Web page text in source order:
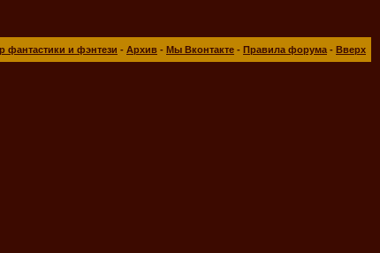
фантастики и фэнтези - Архив - Мы Вконтакте - Правила форума - Вверх